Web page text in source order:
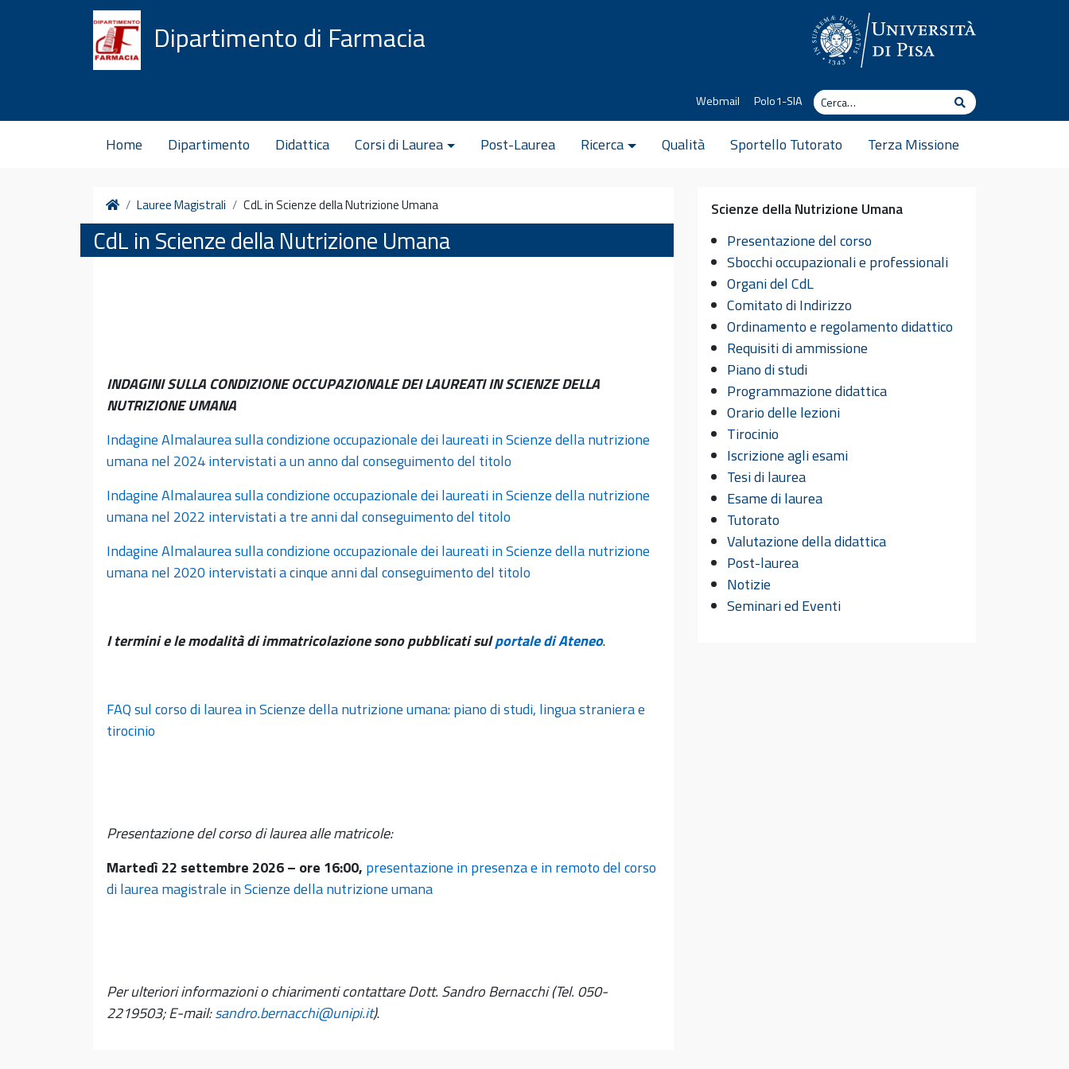
Vai al contenuto
Dipartimento di Farmacia
Webmail Polo1-SIA
Cerca
Cerca
Home Dipartimento Didattica Corsi di Laurea Post-Laurea Ricerca Qualità Sportello Tutorato Terza Missione
HomeLauree Magistrali CdL in Scienze della Nutrizione Umana
CdL in Scienze della Nutrizione Umana
INDAGINI SULLA CONDIZIONE OCCUPAZIONALE DEI LAUREATI IN SCIENZE DELLA
NUTRIZIONE UMANA
Indagine Almalaurea sulla condizione occupazionale dei laureati in Scienze della nutrizione
umana nel 2024 intervistati a un anno dal conseguimento del titolo
Indagine Almalaurea sulla condizione occupazionale dei laureati in Scienze della nutrizione
umana nel 2022 intervistati a tre anni dal conseguimento del titolo
Indagine Almalaurea sulla condizione occupazionale dei laureati in Scienze della nutrizione
umana nel 2020 intervistati a cinque anni dal conseguimento del titolo
I termini e le modalità di immatricolazione sono pubblicati sulportale di Ateneo.
FAQ sul corso di laurea in Scienze della nutrizione umana: piano di studi, lingua straniera e
tirocinio
Presentazione del corso di laurea alle matricole:
Martedì 22 settembre 2026 – ore 16:00, presentazione in presenza e in remoto del corso
di laurea magistrale in Scienze della nutrizione umana
Per ulteriori informazioni o chiarimenti contattare Dott. Sandro Bernacchi (Tel. 050-
2219503; E-mail:sandro.bernacchi@unipi.it).
Scienze della Nutrizione Umana
Presentazione del corso
Sbocchi occupazionali e professionali
Organi del CdL
Comitato di Indirizzo
Ordinamento e regolamento didattico
Requisiti di ammissione
Piano di studi
Programmazione didattica
Orario delle lezioni
Tirocinio
Iscrizione agli esami
Tesi di laurea
Esame di laurea
Tutorato
Valutazione della didattica
Post-laurea
Notizie
Seminari ed Eventi